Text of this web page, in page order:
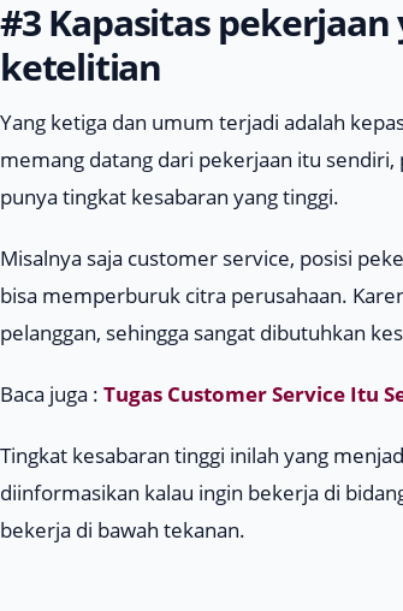
#3 Kapasitas
ketelitian
Yang ketiga dan umum terjadi adalah
memang datang dari pekerjaan itu
punya tingkat kesabaran yang tinggi.
Misalnya saja customer service, posisi
bisa memperburuk citra perusahaan.
pelanggan, sehingga sangat dibutuhkan
Baca juga : Tugas Customer Service Itu
Tingkat kesabaran tinggi inilah yang
diinformasikan kalau ingin bekerja di
bekerja di bawah tekanan.